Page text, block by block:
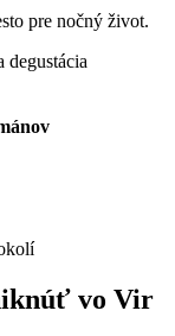
pre nočný život.
degustácia
vo Vir